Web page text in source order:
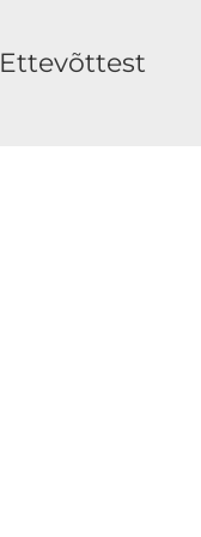
Ettevõttest